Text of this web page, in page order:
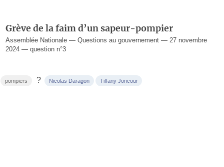
Grève de la faim d’un sapeur-pompier
Assemblée Nationale — Questions au gouvernement — 27 novembre
2024 — question n°3
pompiers ? Nicolas Daragon Tiffany Joncour